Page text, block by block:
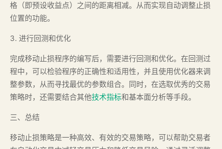
格（即预设收益点）之间的距离相减。从而实现自动调整止损
位置的功能。
3. 进行回测和优化
完成移动止损程序的编写后，需要进行回测和优化。在回测过
程中，可以检验程序的正确性和适用性，并且使用优化器来调
整参数，从而寻找最优的参数组合。同时，在选取优秀的交易
策略时，还需要结合其他技术指标和基本面分析等手段。
三、总结
移动止损策略是一种高效、有效的交易策略，可以帮助交易者